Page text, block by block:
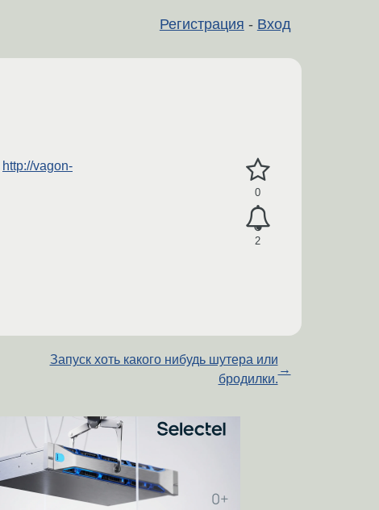
Регистрация - Вход
0
2
http://vagon-
Запуск хоть какого нибудь шутера или
бродилки.
→